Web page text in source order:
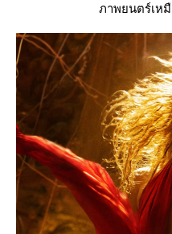
ภาพยนตร์เห